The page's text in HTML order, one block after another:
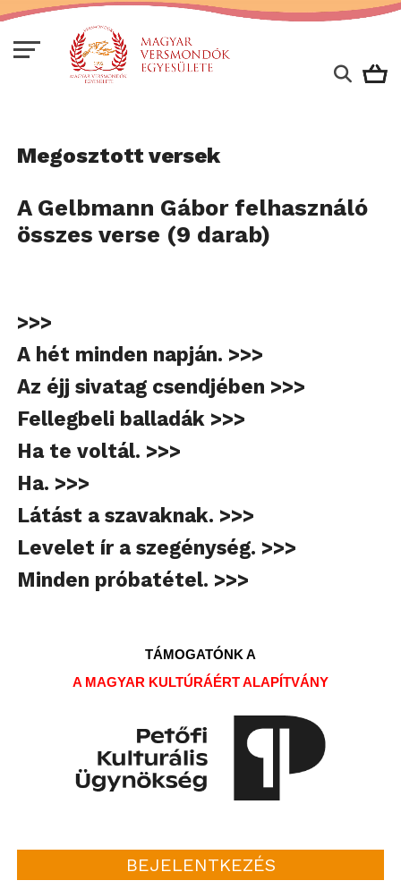
Megosztott versek
A Gelbmann Gábor felhasználó
összes verse (9 darab)
>>>
A hét minden napján. >>>
Az éjj sivatag csendjében >>>
Fellegbeli balladák >>>
Ha te voltál. >>>
Ha. >>>
Látást a szavaknak. >>>
Levelet ír a szegénység. >>>
Minden próbatétel. >>>
TÁMOGATÓNK A
A MAGYAR KULTÚRÁÉRT ALAPÍTVÁNY
BEJELENTKEZÉS